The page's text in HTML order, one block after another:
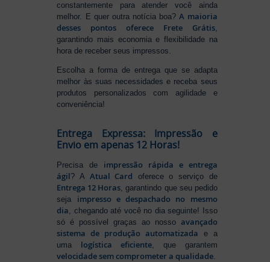
constantemente para atender você ainda
melhor. E quer outra notícia boa?A maioria
desses pontos oferece Frete Grátis,
garantindo mais economia e flexibilidade na
hora de receber seus impressos.
Escolha a forma de entrega que se adapta
melhor às suas necessidades e receba seus
produtos personalizados com agilidade e
conveniência!
Entrega Expressa: Impressão e
Envio em apenas 12 Horas!
Precisa de impressão rápida e entrega
ágil? A Atual Card oferece o serviço de
Entrega 12 Horas , garantindo que seu pedido
seja impresso e despachado no mesmo
dia , chegando até você no dia seguinte! Isso
só é possível graças ao nosso avançado
sistema de produção automatizada e a
uma logística eficiente , que garantem
velocidade sem comprometer a qualidade